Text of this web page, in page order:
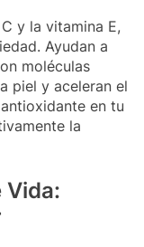
y la vitamina E,
Ayudan a
moléculas
piel y aceleran el
en tu
la
Vida: